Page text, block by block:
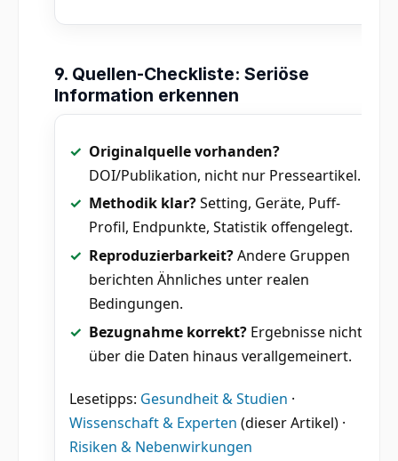
9. Quellen-Checkliste: Seriöse
Information erkennen
Originalquelle vorhanden?
DOI/Publikation, nicht nur Presseartikel.
Methodik klar?Setting, Geräte, Puff-
Profil, Endpunkte, Statistik offengelegt.
Reproduzierbarkeit?Andere Gruppen
berichten Ähnliches unter realen
Bedingungen.
Bezugnahme korrekt?Ergebnisse nicht
über die Daten hinaus verallgemeinert.
Lesetipps: Gesundheit & Studien ·
Wissenschaft & Experten (dieser Artikel) ·
Risiken & Nebenwirkungen